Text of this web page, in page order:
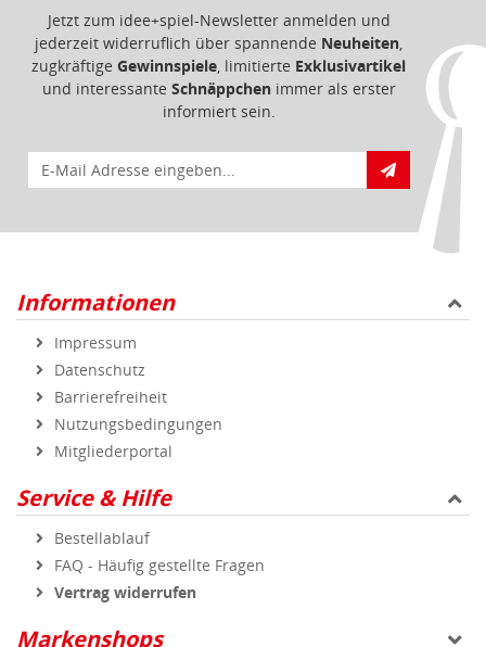
Jetzt zum idee+spiel-Newsletter anmelden und
jederzeit widerruflich über spannende Neuheiten,
zugkräftige Gewinnspiele, limitierte Exklusivartikel
und interessante Schnäppchenimmer als erster
informiert sein.
E-Mail für Newsletteranmeldung
Informationen
Impressum
Datenschutz
Barrierefreiheit
Nutzungsbedingungen
Mitgliederportal
Service & Hilfe
Bestellablauf
FAQ - Häufig gestellte Fragen
Vertrag widerrufen
Markenshops